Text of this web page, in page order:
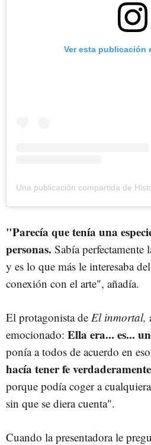
Ver esta publicación
"Parecía que tenía una
personas. Sabía perfectamente
y es lo que más le interesaba
conexión con el arte", añadía.
El protagonista de El inmortal,
emocionado: Ella era... es...
ponía a todos de acuerdo en
hacía tener fe
porque podía coger a
sin que se diera cuenta".
Cuando la presentadora le